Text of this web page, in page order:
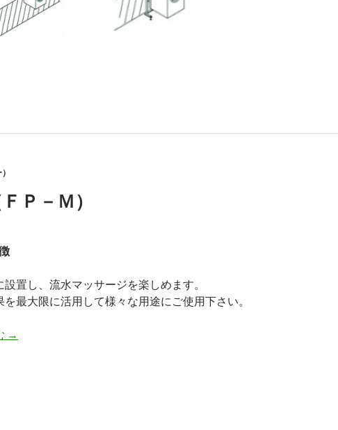
Ｐ－Ｍ）
設置し、流水マッサージを楽しめます。
を最大限に活用して様々な用途にご使用下さい。
フローパワーエム（ＦＰ－Ｍ）
→